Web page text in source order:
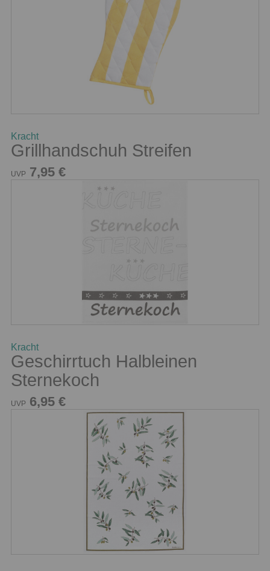
Kracht
Grillhandschuh Streifen
UVP 7,95 €
Kracht
Geschirrtuch Halbleinen
Sternekoch
UVP 6,95 €